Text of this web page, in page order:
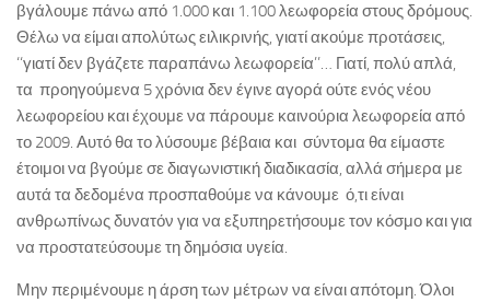
βγάλουμε πάνω από 1.000 και 1.100 λεωφορεία στους δρόμους.
Θέλω να είμαι απολύτως ειλικρινής, γιατί ακούμε προτάσεις,
‘‘γιατί δεν βγάζετε παραπάνω λεωφορεία’’… Γιατί, πολύ απλά,
τα προηγούμενα 5 χρόνια δεν έγινε αγορά ούτε ενός νέου
λεωφορείου και έχουμε να πάρουμε καινούρια λεωφορεία από
το 2009. Αυτό θα το λύσουμε βέβαια και σύντομα θα είμαστε
έτοιμοι να βγούμε σε διαγωνιστική διαδικασία, αλλά σήμερα με
αυτά τα δεδομένα προσπαθούμε να κάνουμε ό,τι είναι
ανθρωπίνως δυνατόν για να εξυπηρετήσουμε τον κόσμο και για
να προστατεύσουμε τη δημόσια υγεία.
Μην περιμένουμε η άρση των μέτρων να είναι απότομη. Όλοι